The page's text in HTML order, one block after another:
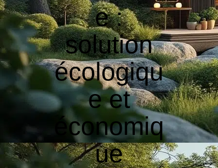
e :
solution
écologiqu
e et
économiq
ue